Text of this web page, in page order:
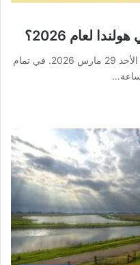
لعام 2026؟
يبدأ التوقيت الصيفي في هولندا فجر يوم الأحد 29 مارس 2026. في تمام